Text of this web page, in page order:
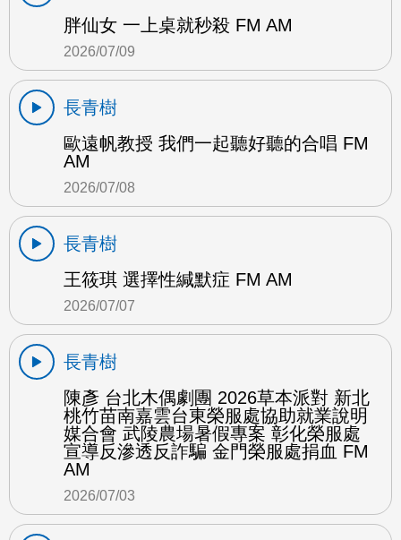
胖仙女 一上桌就秒殺 FM AM
2026/07/09
長青樹
歐遠帆教授 我們一起聽好聽的合唱 FM
AM
2026/07/08
長青樹
王筱琪 選擇性緘默症 FM AM
2026/07/07
長青樹
陳彥 台北木偶劇團 2026草本派對 新北
桃竹苗南嘉雲台東榮服處協助就業說明
媒合會 武陵農場暑假專案 彰化榮服處
宣導反滲透反詐騙 金門榮服處捐血 FM
AM
2026/07/03